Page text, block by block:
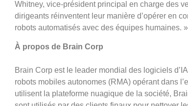
Whitney, vice-président principal en charge des
dirigeants réinventent leur manière d’opérer en
robots automatisés avec des équipes humaines. »
À propos de Brain Corp
Brain Corp est le leader mondial des logiciels
robots mobiles autonomes (RMA) opérant dans
utilisent la plateforme nuagique de la société,